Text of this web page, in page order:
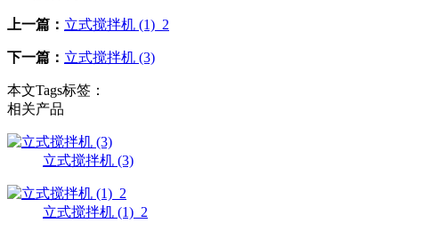
上一篇： 立式搅拌机 (1)_2
下一篇： 立式搅拌机 (3)
本文Tags标签：
相关产品
立式搅拌机 (3)
立式搅拌机 (1)_2